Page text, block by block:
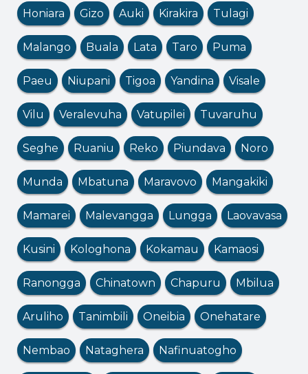
Honiara Gizo Auki Kirakira Tulagi
Malango Buala Lata Taro Puma
Paeu Niupani Tigoa Yandina Visale
Vilu Veralevuha Vatupilei Tuvaruhu
Seghe Ruaniu Reko Piundava Noro
Munda Mbatuna Maravovo Mangakiki
Mamarei Malevangga Lungga Laovavasa
Kusini Kologhona Kokamau Kamaosi
Ranongga Chinatown Chapuru Mbilua
Aruliho Tanimbili Oneibia Onehatare
Nembao Nataghera Nafinuatogho